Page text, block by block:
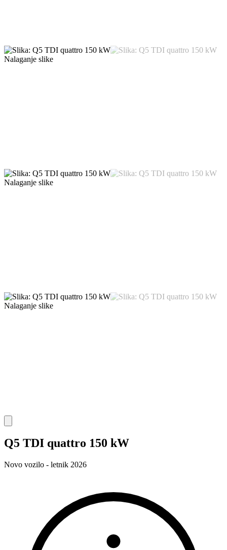
Nalaganje slike
Nalaganje slike
Nalaganje slike
Q5 TDI quattro 150 kW
Novo vozilo - letnik 2026